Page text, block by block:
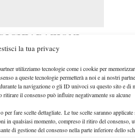
la tua privacy
utilizziamo tecnologie come i cookie per
a queste tecnologie permetterà a noi e ai nostri
la navigazione o gli ID univoci su questo sito e di
il consenso può influire negativamente su alcune
fare scelte dettagliate. Le tue scelte saranno applicate
in qualsiasi momento, compreso il ritiro del consenso,
di gestione del consenso nella parte inferiore dello
MATCH
sempre di mettere grande
nei match di primo
perché tante cose possono
bene quando devi
il ritmo e la velocità in un